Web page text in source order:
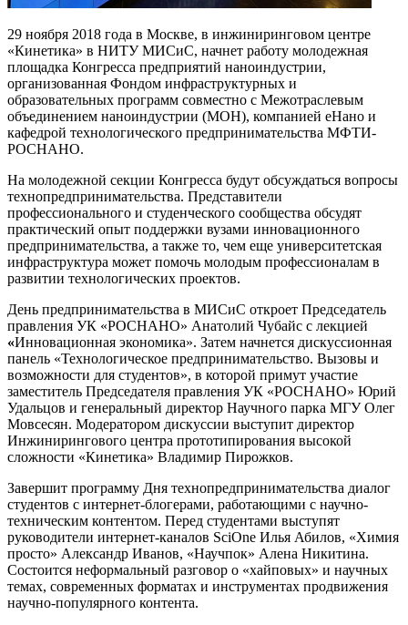
29 ноября 2018 года в Москве, в инжиниринговом центре
«Кинетика» в НИТУ МИСиС, начнет работу молодежная
площадка Конгресса предприятий наноиндустрии,
организованная Фондом инфраструктурных и
образовательных программ совместно с Межотраслевым
объединением наноиндустрии (МОН), компанией еНано и
кафедрой технологического предпринимательства МФТИ-
РОСНАНО.
На молодежной секции Конгресса будут обсуждаться вопросы
технопредпринимательства. Представители
профессионального и студенческого сообщества обсудят
практический опыт поддержки вузами инновационного
предпринимательства, а также то, чем еще университетская
инфраструктура может помочь молодым профессионалам в
развитии технологических проектов.
День предпринимательства в МИСиС откроет Председатель
правления УК «РОСНАНО» Анатолий Чубайс с лекцией
«Инновационная экономика». Затем начнется дискуссионная
панель «Технологическое предпринимательство. Вызовы и
возможности для студентов», в которой примут участие
заместитель Председателя правления УК «РОСНАНО» Юрий
Удальцов и генеральный директор Научного парка МГУ Олег
Мовсесян. Модератором дискуссии выступит директор
Инжинирингового центра прототипирования высокой
сложности «Кинетика» Владимир Пирожков.
Завершит программу Дня технопредпринимательства диалог
студентов с интернет-блогерами, работающими с научно-
техническим контентом. Перед студентами выступят
руководители интернет-каналов SciOne Илья Абилов, «Химия
просто» Александр Иванов, «Научпок» Алена Никитина.
Состоится неформальный разговор о «хайповых» и научных
темах, современных форматах и инструментах продвижения
научно-популярного контента.